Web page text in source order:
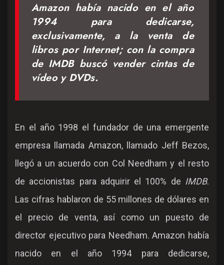
Amazon había nacido en el año
1994 para dedicarse,
exclusivamente, a la venta de
libros por Internet; con la compra
de IMDB buscó vender cintas de
vídeo y DVDs.
En el año 1998 el fundador de una emergente
empresa llamada Amazon, llamado Jeff Bezos,
llegó a un acuerdo con Col Needham y el resto
de accionistas para adquirir el 100% de IMDB.
Las cifras hablaron de 55 millones de dólares en
el precio de venta, así como un puesto de
director ejecutivo para Needham. Amazon había
nacido en el año 1994 para dedicarse,